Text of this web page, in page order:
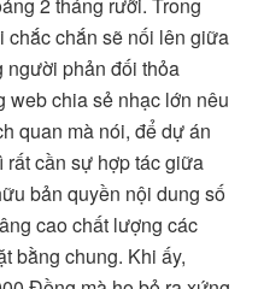
chắc chắn sẽ nối lên giữa
người phản đối thỏa
web chia sẻ nhạc lớn nêu
quan mà nói, để dự án
rất cần sự hợp tác giữa
bản quyền nội dung số
cao chất lượng các
bằng chung. Khi ấy,